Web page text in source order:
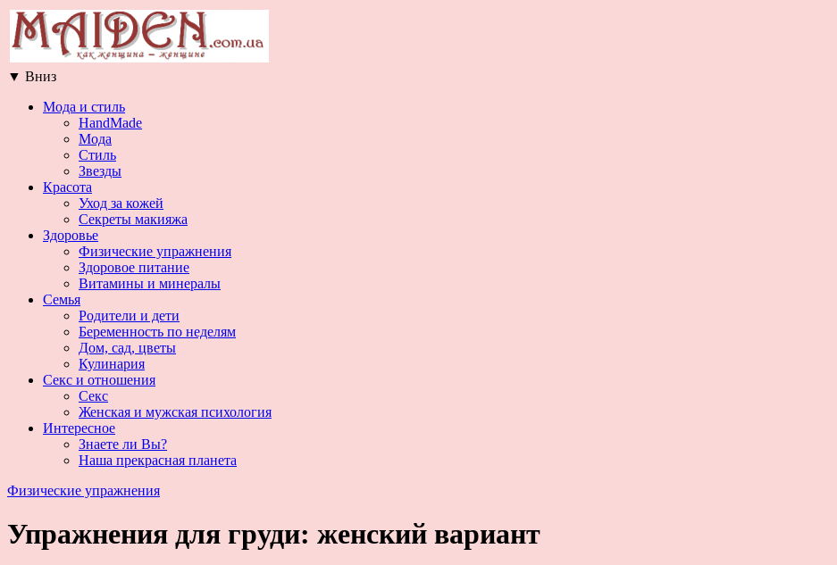
▼ Вниз
Мода и стиль
HandMade
Мода
Стиль
Звезды
Красота
Уход за кожей
Секреты макияжа
Здоровье
Физические упражнения
Здоровое питание
Витамины и минералы
Семья
Родители и дети
Беременность по неделям
Дом, сад, цветы
Кулинария
Секс и отношения
Секс
Женская и мужская психология
Интересное
Знаете ли Вы?
Наша прекрасная планета
Физические упражнения
Упражнения для груди: женский вариант